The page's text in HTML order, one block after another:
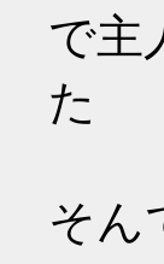
で主
た
そん